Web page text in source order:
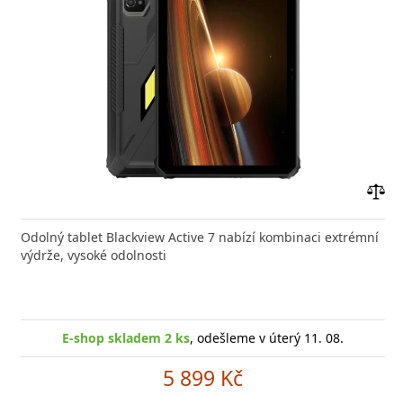
Odolný tablet Blackview Active 7 nabízí kombinaci extrémní
výdrže, vysoké odolnosti
E-shop skladem 2 ks, odešleme v úterý 11. 08.
5 899 Kč